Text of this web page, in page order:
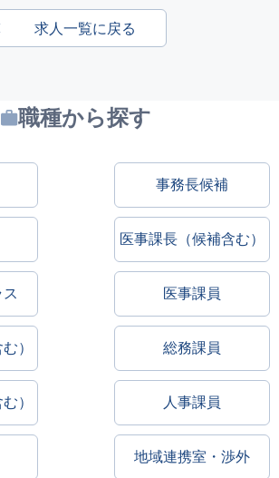
求人一覧に戻る
職種から探す
事務長候補
医事課長（候補含む）
医事課員
） 総務課員
） 人事課員
地域連携室・渉外